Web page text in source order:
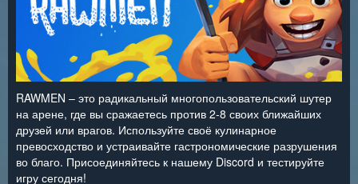
RAWMEN – это радикальный многопользовательский шутер
на арене, где вы сражаетесь против 2-8 своих ближайших
друзей или врагов. Используйте своё кулинарное
превосходство и устраивайте гастрономические разрушения
во благо. Присоединяйтесь к нашему Discord и тестируйте
игру сегодня!